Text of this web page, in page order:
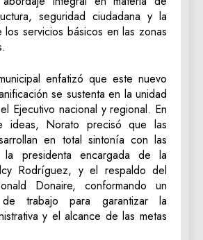
seguridad ciudadana y la
los servicios básicos en las zonas
enfatizó que este nuevo
se sustenta en la unidad
Ejecutivo nacional y regional. En
ideas, Norato precisó que las
en total sintonía con las
presidenta encargada de la
Rodríguez, y el respaldo del
Donaire, conformando un
trabajo para garantizar la
y el alcance de las metas